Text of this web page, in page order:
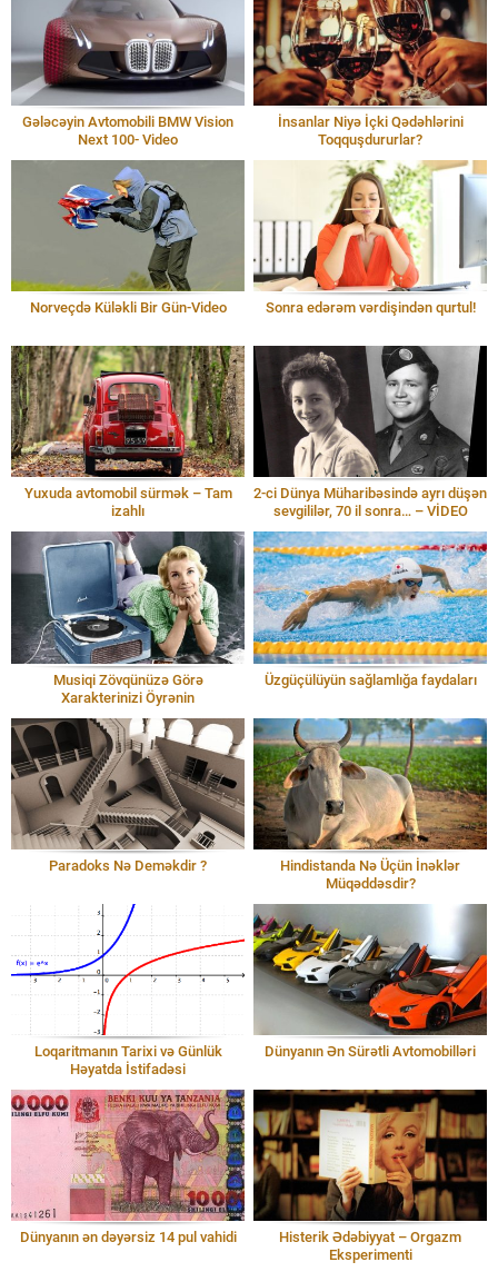
Gələcəyin Avtomobili BMW Vision
Next 100- Video
İnsanlar Niyə İçki Qədəhlərini
Toqquşdururlar?
Norveçdə Küləkli Bir Gün-Video Sonra edərəm vərdişindən qurtul!
Yuxuda avtomobil sürmək – Tam
izahlı
2-ci Dünya Müharibəsində ayrı düşən
sevgililər, 70 il sonra… – VİDEO
Musiqi Zövqünüzə Görə
Xarakterinizi Öyrənin
Üzgüçülüyün sağlamlığa faydaları
Paradoks Nə Deməkdir ?
Hindistanda Nə Üçün İnəklər
Müqəddəsdir?
Loqaritmanın Tarixi və Günlük
Həyatda İstifadəsi
Dünyanın Ən Sürətli Avtomobilləri
Dünyanın ən dəyərsiz 14 pul vahidi
Histerik Ədəbiyyat – Orgazm
Eksperimenti